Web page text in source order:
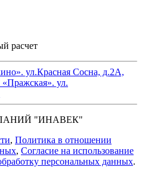
расчет
ул.Красная Сосна, д.2А,
ул.
"ИНАВЕК"
, Политика в отношении
, Cогласие на использование
персональных данных.